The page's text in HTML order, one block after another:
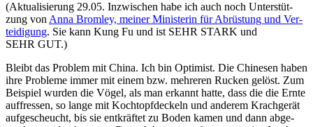
(Aktua­li­sie­rung 29.05. Inzwi­schen habe ich auch noch Unter­stüt­
zung von Anna Brom­ley, mei­ner Minis­te­rin für Abrüs­tung und Ver­
tei­di­gung. Sie kann Kung Fu und ist SEHR STARK und
SEHR GUT.)
Bleibt das Pro­blem mit Chi­na. Ich bin Opti­mist. Die Chi­ne­sen haben
ihre Pro­ble­me immer mit einem bzw. meh­re­ren Rucken gelöst. Zum
Bei­spiel wur­den die Vögel, als man erkannt hat­te, dass die die Ern­te
auf­fres­sen, so lan­ge mit Koch­topf­de­ckeln und ande­rem Krach­ge­rät
auf­ge­scheucht, bis sie ent­kräf­tet zu Boden kamen und dann abge­